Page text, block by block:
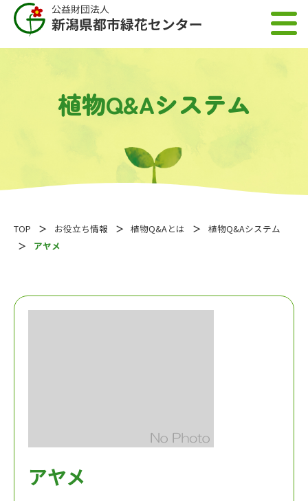
植物Q&Aシステム
TOP お役立ち情報 植物Q&Aとは
植物Q&Aシステム
アヤメ
アヤメ